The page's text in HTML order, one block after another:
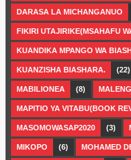
DARASA LA MICHANGANUO
FIKIRI UTAJIRIKE(MSAHAFU
KUANDIKA MPANGO WA
KUANZISHA BIASHARA. (22)
MABILIONEA (8)
MAPITIO YA VITABU(BOOK
MASOMOWASAP2020 (3)
MIKOPO (6) MOHAMED